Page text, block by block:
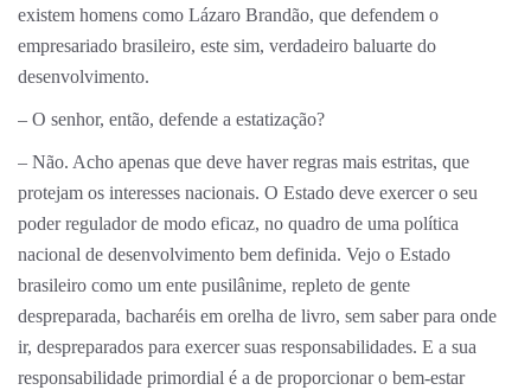
existem homens como Lázaro Brandão, que defendem o
empresariado brasileiro, este sim, verdadeiro baluarte do
desenvolvimento.
– O senhor, então, defende a estatização?
– Não. Acho apenas que deve haver regras mais estritas, que
protejam os interesses nacionais. O Estado deve exercer o seu
poder regulador de modo eficaz, no quadro de uma política
nacional de desenvolvimento bem definida. Vejo o Estado
brasileiro como um ente pusilânime, repleto de gente
despreparada, bacharéis em orelha de livro, sem saber para onde
ir, despreparados para exercer suas responsabilidades. E a sua
responsabilidade primordial é a de proporcionar o bem-estar